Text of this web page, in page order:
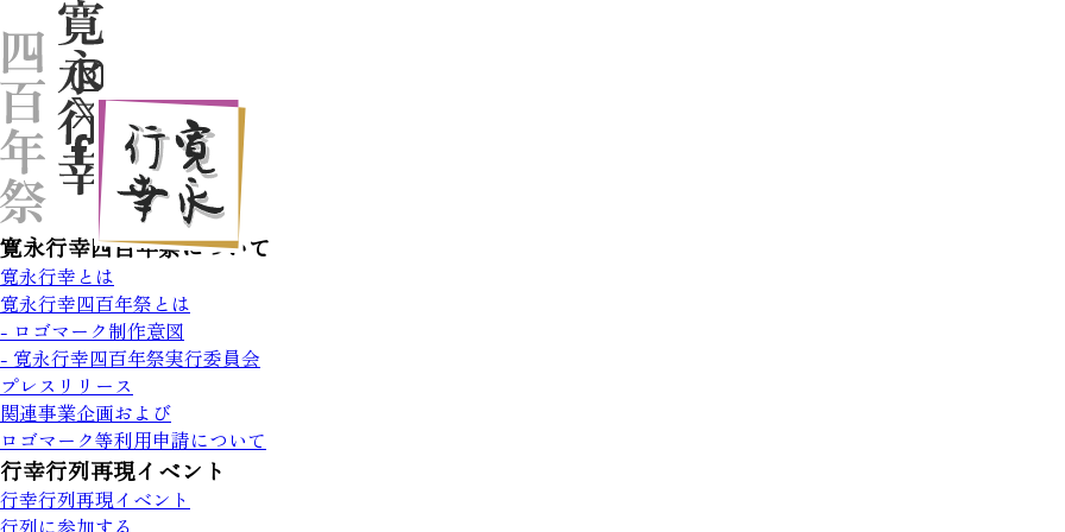
寛永行幸四百年祭について
寛永行幸とは
寛永行幸四百年祭とは
- ロゴマーク制作意図
- 寛永行幸四百年祭実行委員会
プレスリリース
関連事業企画および
ロゴマーク等利用申請について
行幸行列再現イベント
行幸行列再現イベント